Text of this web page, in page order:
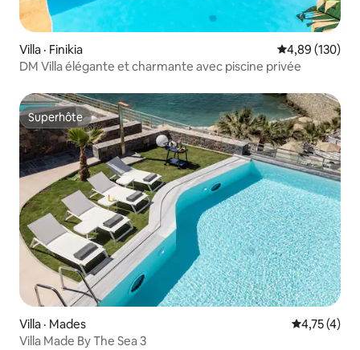
Villa · Finikia Note
4,89 (130)
DM Villa élégante et charmante avec piscine privée
Superhôte
Superhôte
Villa · Mades Note
4,75 (4)
Villa Made By The Sea 3